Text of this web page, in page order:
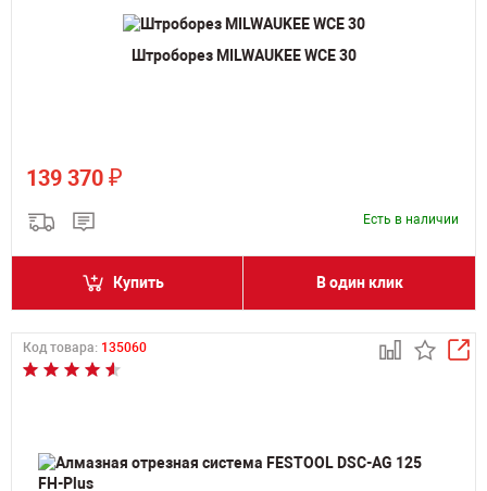
Штроборез MILWAUKEE WCE 30
139 370 ₽
Есть в наличии
Купить В один клик
Код товара: 135060